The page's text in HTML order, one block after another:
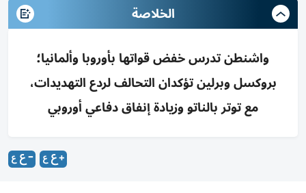
الخلاصة
واشنطن تدرس خفض قواتها بأوروبا وألمانيا؛
بروكسل وبرلين تؤكدان التحالف لردع التهديدات،
مع توتر بالناتو وزيادة إنفاق دفاعي أوروبي